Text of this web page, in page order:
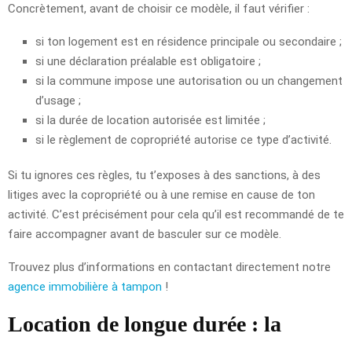
Concrètement, avant de choisir ce modèle, il faut vérifier :
si ton logement est en résidence principale ou secondaire ;
si une déclaration préalable est obligatoire ;
si la commune impose une autorisation ou un changement
d’usage ;
si la durée de location autorisée est limitée ;
si le règlement de copropriété autorise ce type d’activité.
Si tu ignores ces règles, tu t’exposes à des sanctions, à des
litiges avec la copropriété ou à une remise en cause de ton
activité. C’est précisément pour cela qu’il est recommandé de te
faire accompagner avant de basculer sur ce modèle.
Trouvez plus d’informations en contactant directement notre
agence immobilière à tampon !
Location de longue durée : la